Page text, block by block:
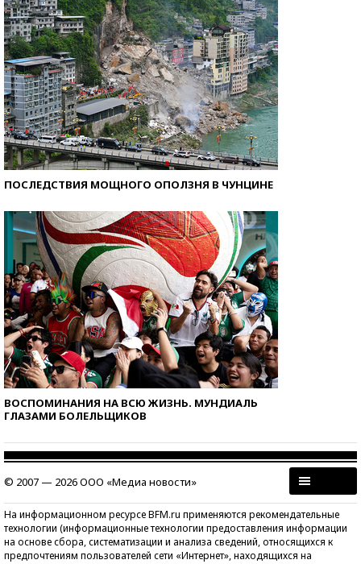
ПОСЛЕДСТВИЯ МОЩНОГО ОПОЛЗНЯ В ЧУНЦИНЕ
ВОСПОМИНАНИЯ НА ВСЮ ЖИЗНЬ. МУНДИАЛЬ
ГЛАЗАМИ БОЛЕЛЬЩИКОВ
© 2007 — 2026 ООО «Медиа новости»
На информационном ресурсе BFM.ru применяются рекомендательные
технологии (информационные технологии предоставления информации
на основе сбора, систематизации и анализа сведений, относящихся к
предпочтениям пользователей сети «Интернет», находящихся на